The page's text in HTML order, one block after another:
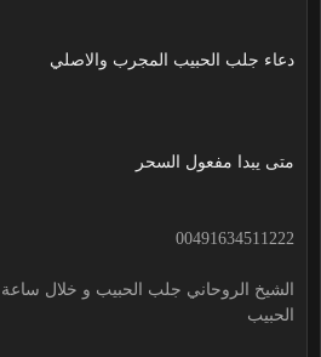
دعاء جلب الحبيب المجرب والاصلي
متى يبدا مفعول السحر
00491634511222
الحبيب